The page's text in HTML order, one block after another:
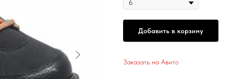
Добавить в корзину
Заказать на Авито